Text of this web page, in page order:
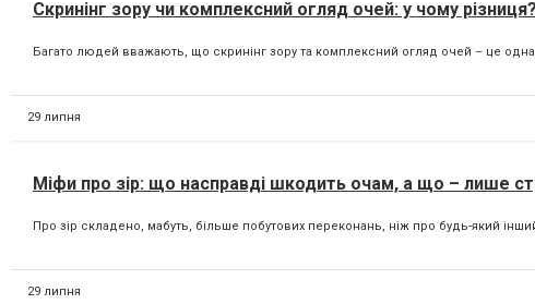
Скринінг зору чи комплексний огляд очей: у чому різниця?
Багато людей вважають, що скринінг зору та комплексний огляд очей – це
29 липня
Міфи про зір: що насправді шкодить очам, а що – лише
Про зір складено, мабуть, більше побутових переконань, ніж про будь-який
29 липня